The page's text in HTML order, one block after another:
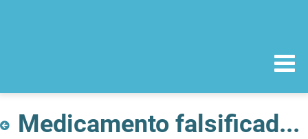
Medicamento falsificado - Remicade, pó para concentrado para solução para perfusão, 100 mg